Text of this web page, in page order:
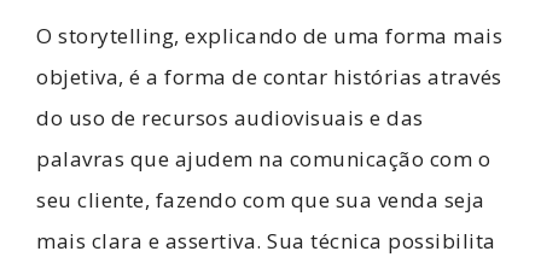
O storytelling, explicando de uma forma mais
objetiva, é a forma de contar histórias através
do uso de recursos audiovisuais e das
palavras que ajudem na comunicação com o
seu cliente, fazendo com que sua venda seja
mais clara e assertiva. Sua técnica possibilita